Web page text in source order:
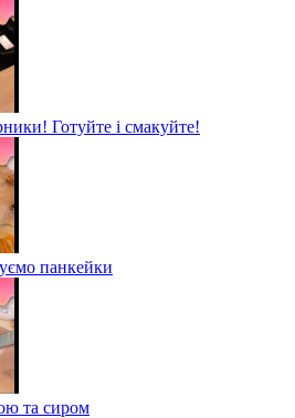
Готуйте і смакуйте!
панкейки
та сиром